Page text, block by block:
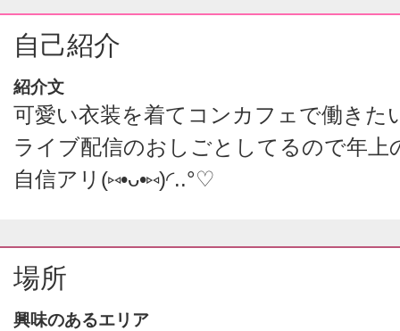
自己紹介
紹介文
可愛い衣装を着てコンカフェで働きた
ライブ配信のおしごとしてるので年上
自信アリ(⑅•ᴗ•⑅)◜..°♡
場所
興味のあるエリア